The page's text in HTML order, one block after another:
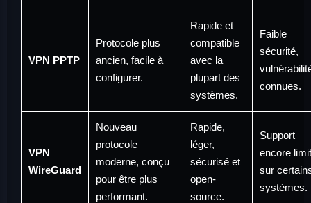
VPN PPTP
Protocole plus
ancien, facile à
configurer.
Rapide et
compatible
avec la
plupart des
systèmes.
Faible
sécurité,
connues.
VPN
WireGuard
Nouveau
protocole
moderne, conçu
pour être plus
performant.
Rapide,
léger,
sécurisé et
open-
source.
Support
encore
sur
systèmes.